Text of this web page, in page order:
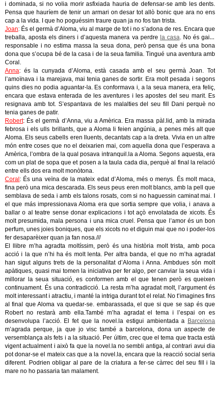
i dominada, si no volia morir asfixiada hauria de defensar-se amb les dents.
Pensa que hauríem de tenir un armari on desar tot allò bonic que ara no ens
cap a la vida. I que ho poguéssim traure quan ja no fos tan trista.
Joan: És el germà d’Aloma, viu al marge de tot i no s’adona de res. Encara que
treballa, aposta els diners i d’aquesta manera va perdre la casa. No és gaire
responsable i no estima massa la seua dona, però pensa que és una bona
dona que s’ocupa bé de la casa i de la seua familia. Tingué una aventura amb
Coral.
Anna: és la cunyada d’Aloma, està casada amb el seu germà Joan. Tot
l’amoïnava i la marejava, mai tenia ganes de sortir. Era molt pesada i segons
quins dies no podia aguantar-la. Es conformava i, a la seua manera, era feliç,
encara que estava enterada de les aventures i les apostes del seu marit. Es
resignava amb tot. S’espantava de les malalties del seu fill Dani perquè no
tenia ganes de patir.
Robert: És el germà d’Anna, viu a Amèrica. Era massa pàl.lid, amb la mirada
febrosa i els ulls brillants, que a Aloma li feien angúnia, a penes més alt que
Aloma. Els seus cabells eren lluents, decantats cap a la dreta. Vivia en un altre
món entre coses que no el deixarien mai, com aquella dona que l’esperava a
Amèrica, l’ombra de la qual posava intranquil.la a Aloma. Segons aquesta, era
com un plat de sopa que et posen a la taula cada dia, perquè al final la relació
entre ells dos era molt monòtona.
Coral : És una veïna de la mateix edat d’Aloma, més o menys. És molt maca,
fina però una mica descarada. Els seus peus eren molt blancs, amb la pell que
semblava de seda i amb els talons rosats, com si no haguessin caminat mai. I
el que más impressionava Aloma era que sortia sempre que volia, i anava a
ballar o al teatre sense donar explicacions i tot açò envolatada de xicots. És
molt presumida, mala persona i una mica cruel. Pensa que l’amor és un bon
perfum, unes joies boniques, que els xicots no et diguin mai que no i poder-los
fer desaparèixer quan ja fan nosa.///
El llibre m’ha agradta moltíssim, però és una història molt trista, amb poca
acció i la que n’hi ha és molt lenta. Per altra banda, el que no m’ha agradat
han sigut alguns trets de la personalitat d’Aloma i Anna. Ambdues són molt
apàtiques, quasi mai tomen la iniciativa per fer algo, per canviar la seua vida i
millorar la seua situació, es conformen amb el que tenen però es queixen
continuament. És una contradicció. La resta m’ha agradat molt, l’argument és
molt interessant i atractiu, i manté la intriga durant tot el relat. No t’imagines fins
al final que Aloma va quedar-se. embarassada, el que si que se sap és que
Robert no restarà amb ella.També m’ha agradat el tema i l’espai on es
desenvolupa l’acció. El fet que la novel.la estigui ambientada a Barcelona
m’agrada perque, ja que jo visc també a barcelona, dona un aspecte de
versemblança als fets i a la situació. Per últim, crec que el tema que tracta està
vigent actualment i això fa que la novel.la no sembli antiga, al contrari avui dia
pot donar-se el mateix cas que a la novel.la, encara que la reacció social seria
diferent. Podrien obligar al pare de la criatura a fer-se càrrec del seu fill i la
mare no ho passaria tan malament.